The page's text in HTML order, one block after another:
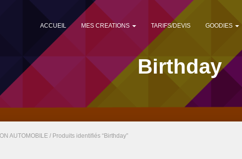
ACCUEIL MES CREATIONS TARIFS/DEVIS GOODIES
Birthday
AUTOMOBILE / Produits identifiés “Birthday”